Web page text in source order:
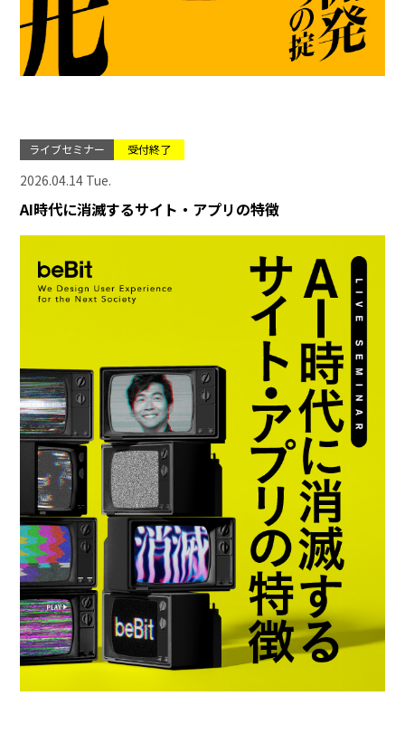
ライブセミナー 受付終了
2026.04.14 Tue.
AI時代に消滅するサイト・アプリの特徴